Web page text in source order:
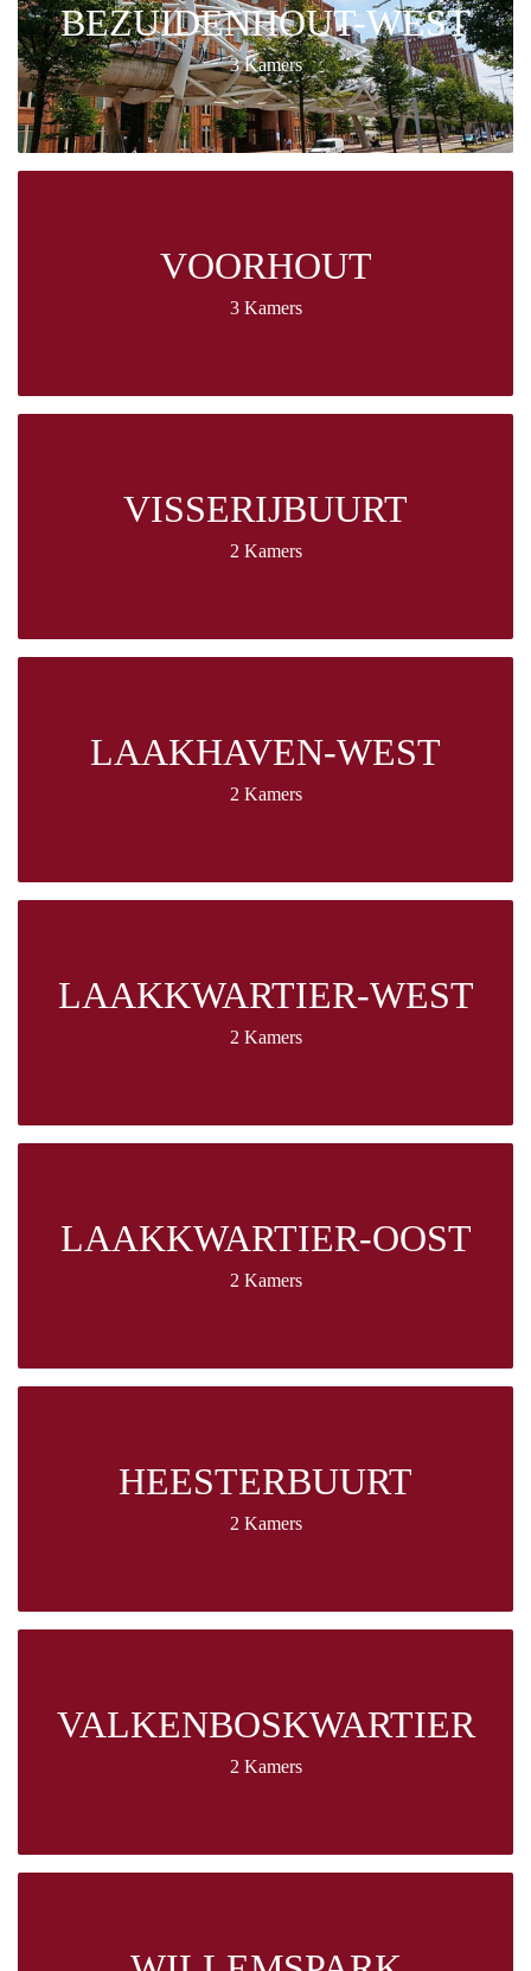
BEZUIDENHOUT-WEST
3 Kamers
VOORHOUT
3 Kamers
VISSERIJBUURT
2 Kamers
LAAKHAVEN-WEST
2 Kamers
LAAKKWARTIER-WEST
2 Kamers
LAAKKWARTIER-OOST
2 Kamers
HEESTERBUURT
2 Kamers
VALKENBOSKWARTIER
2 Kamers